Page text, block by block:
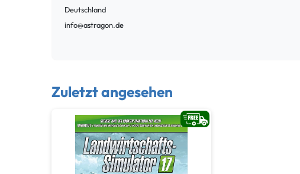
Deutschland
info@astragon.de
Zuletzt angesehen